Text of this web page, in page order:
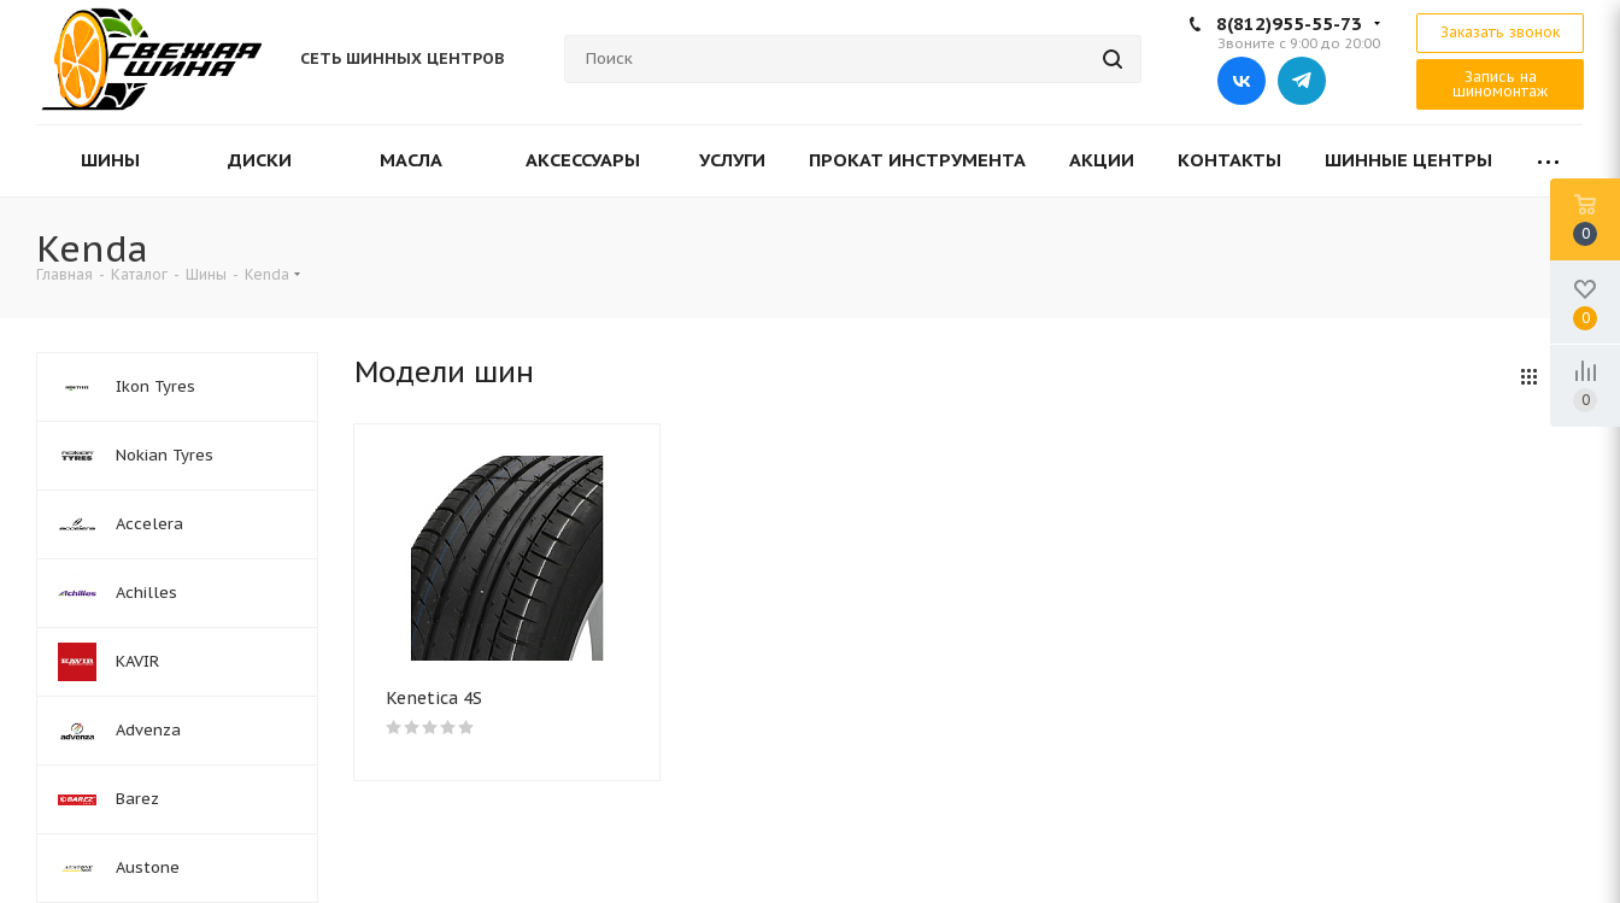
СЕТЬ ШИННЫХ ЦЕНТРОВ
8(812)955-55-73
Звоните с 9:00 до 20:00
Заказать звонок
Запись на
шиномонтаж
ШИНЫ ДИСКИ МАСЛА АКСЕССУАРЫ УСЛУГИ ПРОКАТ ИНСТРУМЕНТА АКЦИИ КОНТАКТЫ ШИННЫЕ ЦЕНТРЫ
Kenda
Главная - Каталог - Шины - Kenda
Модели шин
Kenetica 4S
Ikon Tyres
Nokian Tyres
Accelera
Achilles
KAVIR
Advenza
Barez
Austone
0
0
0